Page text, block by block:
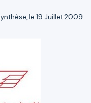
le 19 Juillet 2009